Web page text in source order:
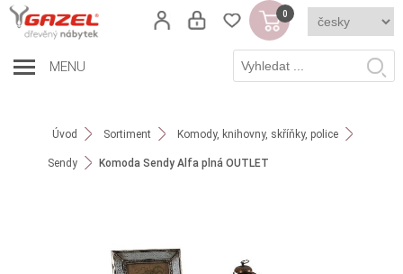
0
MENU
Úvod Sortiment Komody, knihovny, skříňky, police
Sendy Komoda Sendy Alfa plná OUTLET